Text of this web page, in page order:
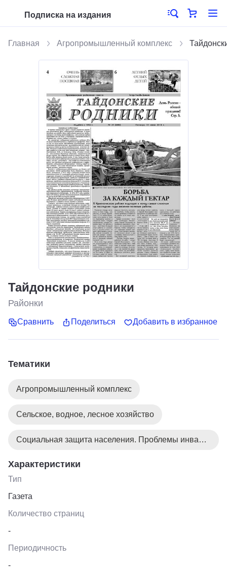
Подписка на издания
Главная Агропромышленный комплекс
Тайдонские родники
Районки
Сравнить Поделиться Добавить в избранное
Тематики
Агропромышленный комплекс
Сельское, водное, лесное хозяйство
Социальная защита населения. Проблемы инвалидов
Характеристики
Тип
Газета
Количество страниц
-
Периодичность
-